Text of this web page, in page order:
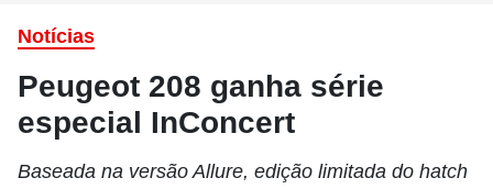
Notícias
Peugeot 208 ganha série
especial InConcert
Baseada na versão Allure, edição limitada do hatch